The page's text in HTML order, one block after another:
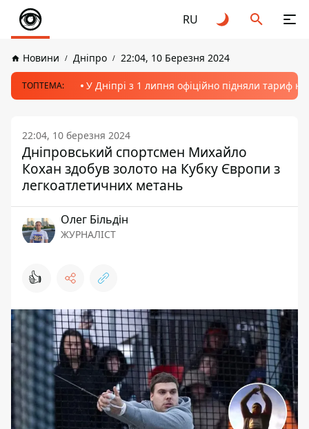
RU
Новини Дніпро 22:04, 10 Березня 2024
ТОПТЕМА: У Дніпрі з 1 липня офіційно підняли тариф
22:04, 10 березня 2024
Дніпровський спортсмен Михайло
Кохан здобув золото на Кубку Європи з
легкоатлетичних метань
Олег Більдін
ЖУРНАЛІСТ
👍